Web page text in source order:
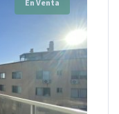
En Venta